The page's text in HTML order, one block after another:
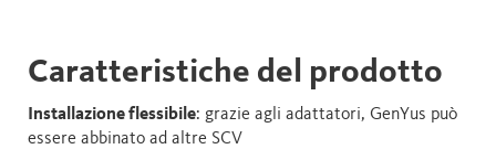
Caratteristiche del prodotto
Installazione flessibile: grazie agli adattatori, GenYus può
essere abbinato ad altre SCV